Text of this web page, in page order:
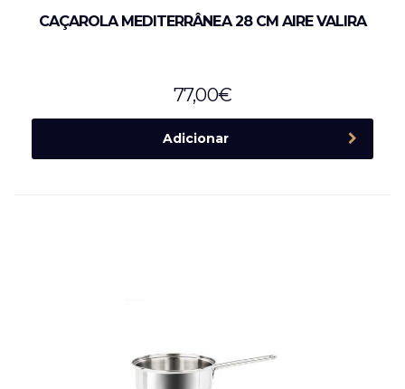
CAÇAROLA MEDITERRÂNEA 28 CM AIRE VALIRA
77,00€
Adicionar